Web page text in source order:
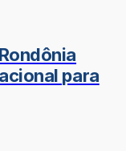
para